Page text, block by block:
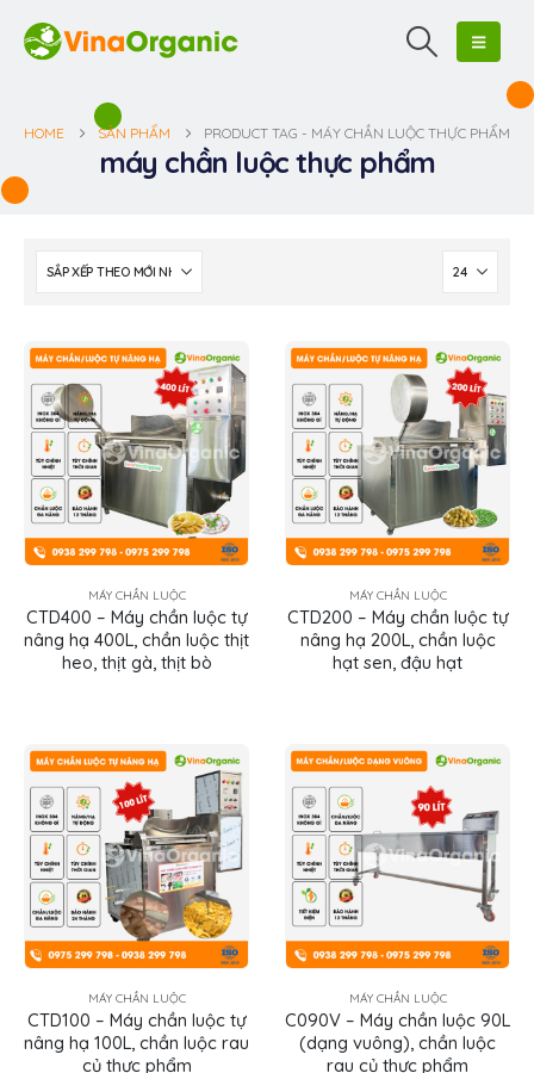
HOME SẢN PHẨM PRODUCT TAG - MÁY CHẦN LUỘC THỰC PHẨM
máy chần luộc thực phẩm
MÁY CHẦN LUỘC
CTD400 – Máy chần luộc tự
nâng hạ 400L, chần luộc thịt
heo, thịt gà, thịt bò
MÁY CHẦN LUỘC
CTD200 – Máy chần luộc tự
nâng hạ 200L, chần luộc
hạt sen, đậu hạt
MÁY CHẦN LUỘC
CTD100 – Máy chần luộc tự
nâng hạ 100L, chần luộc rau
củ thực phẩm
MÁY CHẦN LUỘC
C090V – Máy chần luộc 90L
(dạng vuông), chần luộc
rau củ thực phẩm